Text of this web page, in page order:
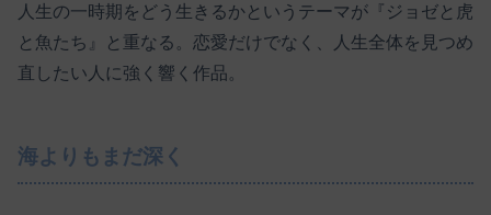
人生の一時期をどう生きるかというテーマが『ジョゼと虎
と魚たち』と重なる。恋愛だけでなく、人生全体を見つめ
直したい人に強く響く作品。
海よりもまだ深く